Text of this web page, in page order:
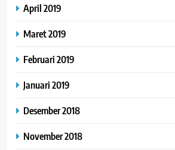
April 2019
Maret 2019
Februari 2019
Januari 2019
Desember 2018
November 2018